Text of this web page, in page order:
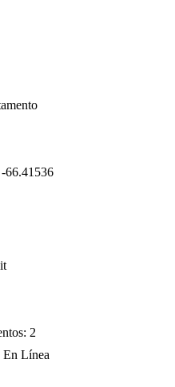
66.41536
: 2
En Línea